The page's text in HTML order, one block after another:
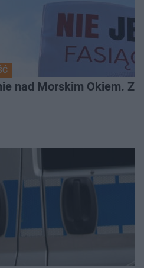
nad Morskim Okiem.